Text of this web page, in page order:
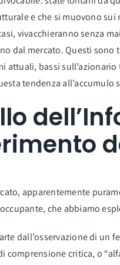
e che si muovono
vivacchieranno senza
dal mercato. Questi
attuali, bassi sull’azionario
tendenza
apparentemente
che abbiamo
dall’osservazione di un
comprensione critica, o